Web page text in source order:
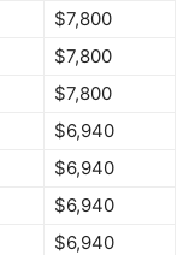
$7,800
$7,800
$7,800
$6,940
$6,940
$6,940
$6,940